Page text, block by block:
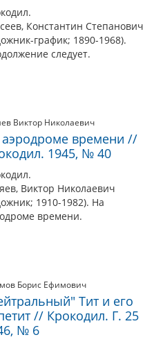
Константин Степанович
график; 1890-1968).
следует.
Виктор Николаевич
времени //
1945, № 40
Виктор Николаевич
1910-1982). На
времени.
Борис Ефимович
Тит и его
// Крокодил. Г. 25
№ 6